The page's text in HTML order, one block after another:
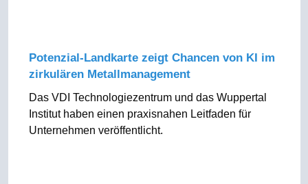
Potenzial-Landkarte zeigt Chancen von KI im
zirkulären Metallmanagement
Das VDI Technologiezentrum und das Wuppertal
Institut haben einen praxisnahen Leitfaden für
Unternehmen veröffentlicht.